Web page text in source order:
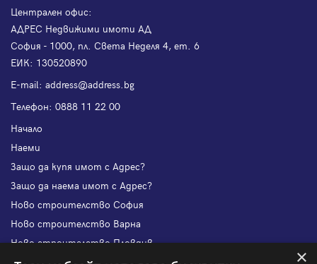
Централен офис:
АДРЕС Недвижими имоти АД
София - 1000, пл. Света Неделя 4, ет. 6
ЕИК: 130520890
Е-mail: address@address.bg
Телефон: 0888 11 22 00
Начало
Наеми
Защо да купя имот с Адрес?
Защо да наема имот с Адрес?
Ново строителство София
Ново строителство Варна
Ново строителство Пловдив
×